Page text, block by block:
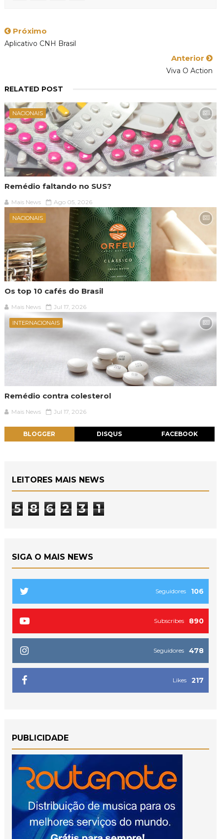
Próximo
Aplicativo CNH Brasil
Anterior
Viva O Action
RELATED POST
NACIONAIS
Remédio faltando no SUS?
Mais News Ago 05, 2026
NACIONAIS
Os top 10 cafés do Brasil
Mais News Jul 17, 2026
INTERNACIONAIS
Remédio contra colesterol
Mais News Jul 17, 2026
BLOGGER DISQUS FACEBOOK
LEITORES MAIS NEWS
5 8 6 2 3 1
SIGA O MAIS NEWS
106
Seguidores
890
Subscribes
478
Seguidores
217
Likes
PUBLICIDADE